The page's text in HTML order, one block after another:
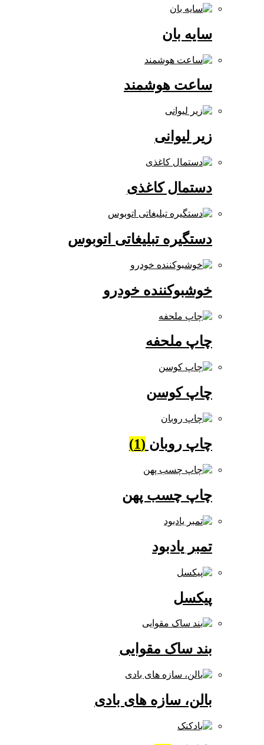
ساعت هوشمند
زیر لیوانی
دستمال کاغذی
دستگیره تبلیغاتی اتوبوس
خوشبوکننده خودرو
چاپ ملحفه
چاپ کوسن
چاپ روبان(1)
چاپ چسب پهن
تمبر یادبود
بند ساک مقوایی
بالن، سازه های بادی